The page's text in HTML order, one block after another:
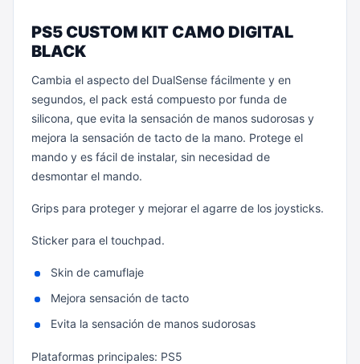
PS5 CUSTOM KIT CAMO DIGITAL
BLACK
Cambia el aspecto del DualSense fácilmente y en
segundos, el pack está compuesto por funda de
silicona, que evita la sensación de manos sudorosas y
mejora la sensación de tacto de la mano. Protege el
mando y es fácil de instalar, sin necesidad de
desmontar el mando.
Grips para proteger y mejorar el agarre de los joysticks.
Sticker para el touchpad.
Skin de camuflaje
Mejora sensación de tacto
Evita la sensación de manos sudorosas
Plataformas principales: PS5